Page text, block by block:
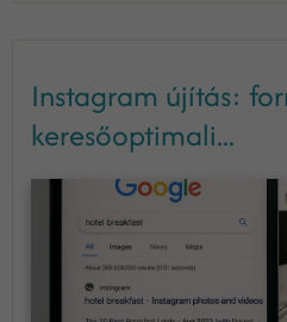
Instagram újítás:
keresőoptimali...